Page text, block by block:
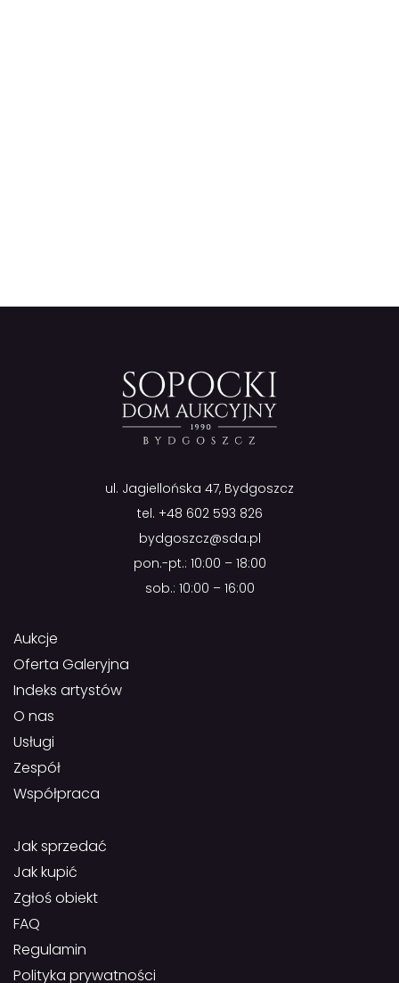
ul. Jagiellońska 47, Bydgoszcz
tel. +48 602 593 826
bydgoszcz@sda.pl
pon.-pt.: 10:00 – 18:00
sob.: 10:00 – 16:00
Aukcje
Oferta Galeryjna
Indeks artystów
O nas
Usługi
Zespół
Współpraca
Jak sprzedać
Jak kupić
Zgłoś obiekt
FAQ
Regulamin
Polityka prywatności